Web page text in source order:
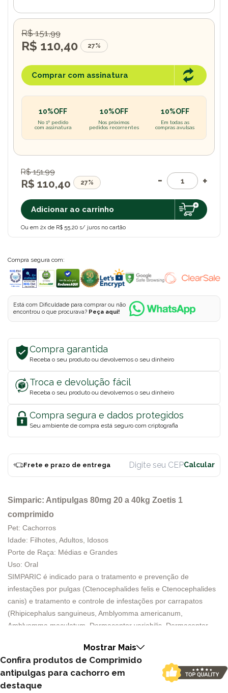
R$ 151,99
R$ 110,40 27%
Adicionar ao carrinho
Ou em 2x de R$ 55,20 s/ juros no cartão
R$ 151,99
R$ 110,40 27%
Comprar com assinatura
10%OFF
No 1º pedido
com assinatura
10%OFF
Nos próximos
pedidos recorrentes
10%OFF
Em todas as
compras avulsas
Compra segura com:
Está com Dificuldade para comprar ou não
encontrou o que procurava? Peça aqui!
Compra garantida
Receba o seu produto ou devolvemos o seu dinheiro
Troca e devolução fácil
Receba o seu produto ou devolvemos o seu dinheiro
Compra segura e dados protegidos
Seu ambiente de compra está seguro com criptografia
Frete e prazo de entrega
Simparic: Antipulgas 80mg 20 a 40kg Zoetis 1
comprimido
Pet: Cachorros
Idade: Filhotes, Adultos, Idosos
Porte de Raça: Médias e Grandes
Uso: Oral
SIMPARIC é indicado para o tratamento e prevenção de
infestações por pulgas (Ctenocephalides felis e Ctenocephalides
canis) e tratamento e controle de infestações por carrapatos
(Rhipicephalus sanguineus, Amblyomma americanum,
Amblyomma maculatum, Dermacentor variabilis, Dermacentor
Ixodes hexagonus, Haemaphysalis longicornis, Haemaphysalis
elliptica). SIMPARIC é também indicado para o tratamento e
prevenção de sarna causada por Sarcoptes scabiei e Demodex
canis e também, para o tratamento e prevenção de Otodectes
Mostrar Mais
Confira produtos de Comprimido
antipulgas para cachorro em
destaque